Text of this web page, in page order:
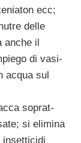
ecc;
delle
anche il
di vasi-
acqua sul
soprat­
si elimina
insetticidi